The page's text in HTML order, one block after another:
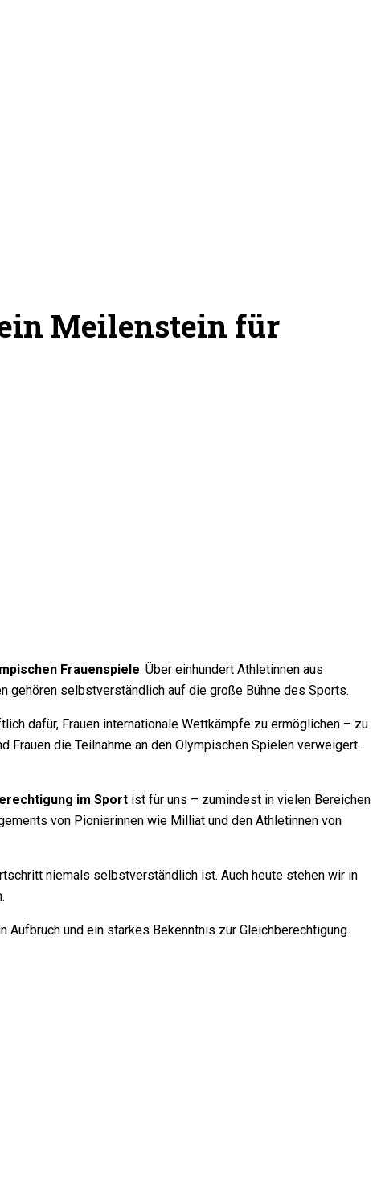
Meilenstein für
Frauenspiele. Über einhundert Athletinnen aus
gehören selbstverständlich auf die große Bühne des Sports.
dafür, Frauen internationale Wettkämpfe zu ermöglichen – zu
die Teilnahme an den Olympischen Spielen verweigert.
im Sport ist für uns – zumindest in vielen Bereichen
von Pionierinnen wie Milliat und den Athletinnen von
niemals selbstverständlich ist. Auch heute stehen wir in
Aufbruch und ein starkes Bekenntnis zur Gleichberechtigung.